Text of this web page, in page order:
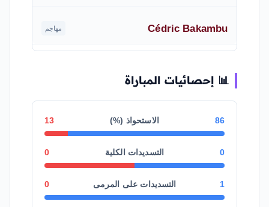
Cédric Bakambu مهاجم
📊 إحصائيات المباراة
86 الاستحواذ (%) 13
0 التسديدات الكلية 0
1 التسديدات على المرمى 0